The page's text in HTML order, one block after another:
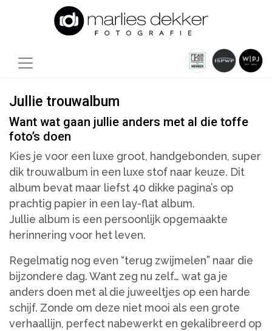
Jullie trouwalbum
Want wat gaan jullie anders met al die toffe
foto’s doen
Kies je voor een luxe groot, handgebonden, super
dik trouwalbum in een luxe stof naar keuze. Dit
album bevat maar liefst 40 dikke pagina’s op
prachtig papier in een lay-flat album.
Jullie album is een persoonlijk opgemaakte
herinnering voor het leven.
Regelmatig nog even “terug zwijmelen” naar die
bijzondere dag. Want zeg nu zelf… wat ga je
anders doen met al die juweeltjes op een harde
schijf. Zonde om deze niet mooi als een grote
verhaallijn, perfect nabewerkt en gekalibreerd op